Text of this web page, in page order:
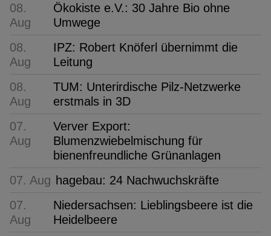
08.
Aug
Ökokiste e.V.: 30 Jahre Bio ohne
Umwege
08.
Aug
IPZ: Robert Knöferl übernimmt die
Leitung
08.
Aug
TUM: Unterirdische Pilz-Netzwerke
erstmals in 3D
07.
Aug
Verver Export:
Blumenzwiebelmischung für
bienenfreundliche Grünanlagen
07. Aug hagebau: 24 Nachwuchskräfte
07.
Aug
Niedersachsen: Lieblingsbeere ist die
Heidelbeere